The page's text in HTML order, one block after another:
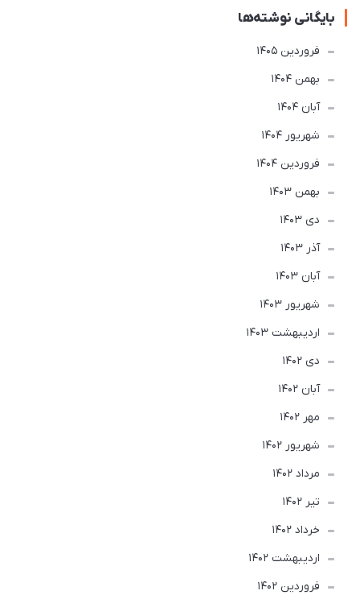
بایگانی نوشته‌ها
فروردین 1405
بهمن 1404
آبان 1404
شهریور 1404
فروردین 1404
بهمن 1403
دی 1403
آذر 1403
آبان 1403
شهریور 1403
ارديبهشت 1403
دی 1402
آبان 1402
مهر 1402
شهریور 1402
مرداد 1402
تير 1402
خرداد 1402
ارديبهشت 1402
فروردین 1402